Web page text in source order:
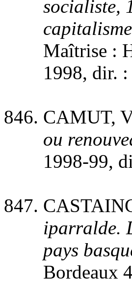
socialiste,
Maîtrise :
1998, dir.
CAMUT,
ou
1998-99,
iparralde.
pays
Bordeaux